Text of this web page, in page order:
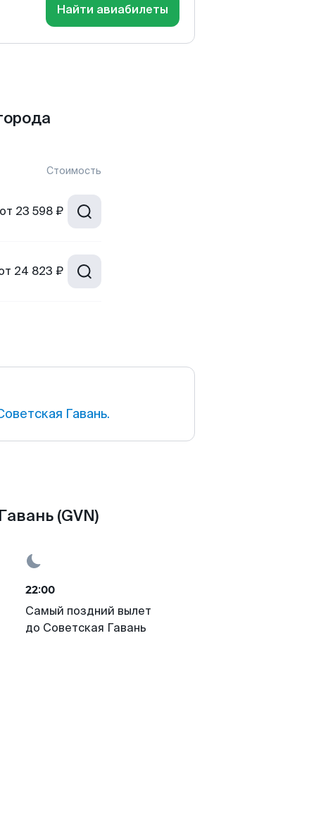
Найти авиабилеты
Стоимость
от 23 598 ₽
24 823 ₽
Гавань.
(GVN)
22:00
Самый поздний вылет
до Советская Гавань